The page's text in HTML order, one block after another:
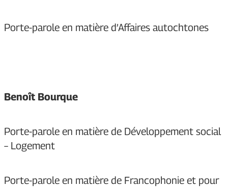
Porte-parole en matière d’Affaires autochtones
Benoît Bourque
Porte-parole en matière de Développement social
– Logement
Porte-parole en matière de Francophonie et pour